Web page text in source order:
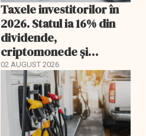
Taxele investitorilor în
2026. Statul ia 16% din
dividende,
criptomonede și
anumite tranzacții
02 AUGUST 2026